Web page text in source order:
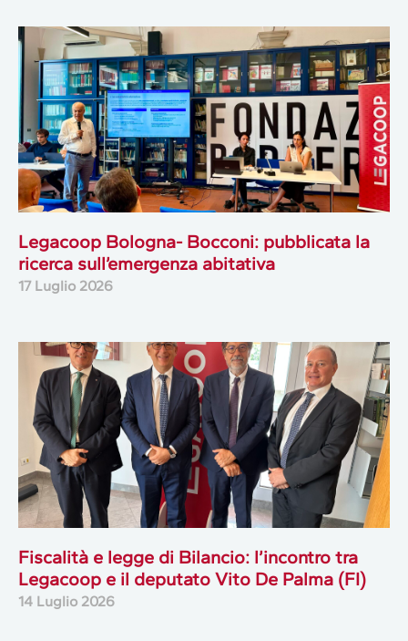
Legacoop Bologna- Bocconi: pubblicata la
ricerca sull’emergenza abitativa
17 Luglio 2026
Fiscalità e legge di Bilancio: l’incontro tra
Legacoop e il deputato Vito De Palma (FI)
14 Luglio 2026